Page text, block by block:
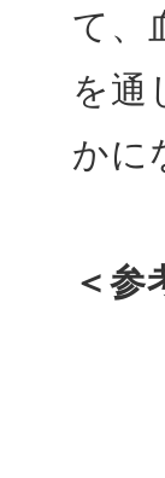
て、
を通
かに
＜参